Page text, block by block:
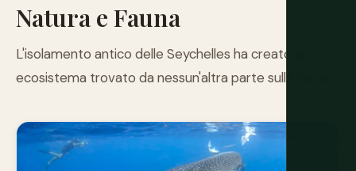
Natura e Fauna
L'isolamento antico delle Seychelles ha creato un
ecosistema trovato da nessun'altra parte sulla terra.